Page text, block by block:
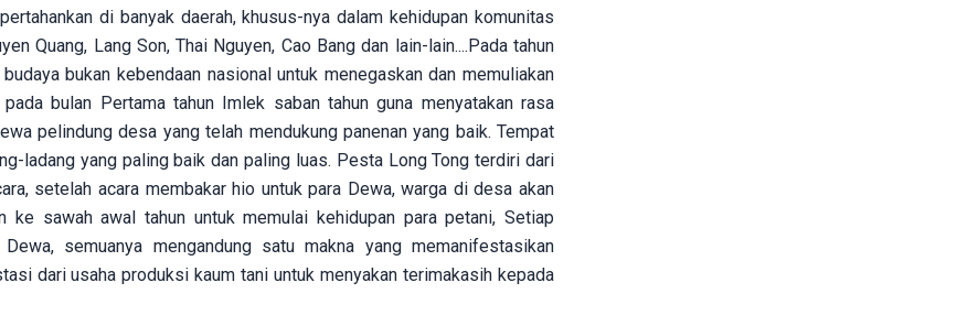
di banyak daerah, khusus-nya dalam kehidupan komunitas
Quang, Lang Son, Thai Nguyen, Cao Bang dan lain-lain....Pada tahun
bukan kebendaan nasional untuk menegaskan dan memuliakan
bulan Pertama tahun Imlek saban tahun guna menyatakan rasa
pelindung desa yang telah mendukung panenan yang baik. Tempat
ladang yang paling baik dan paling luas. Pesta Long Tong terdiri dari
setelah acara membakar hio untuk para Dewa, warga di desa akan
ke sawah awal tahun untuk memulai kehidupan para petani, Setiap
semuanya mengandung satu makna yang memanifestasikan
dari usaha produksi kaum tani untuk menyakan terimakasih kepada